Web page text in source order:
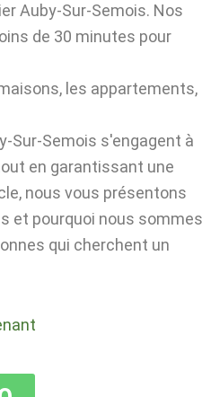
Auby-Sur-Semois. Nos
de 30 minutes pour
les appartements,
Sur-Semois s'engagent à
en garantissant une
nous vous présentons
et pourquoi nous
qui cherchent un